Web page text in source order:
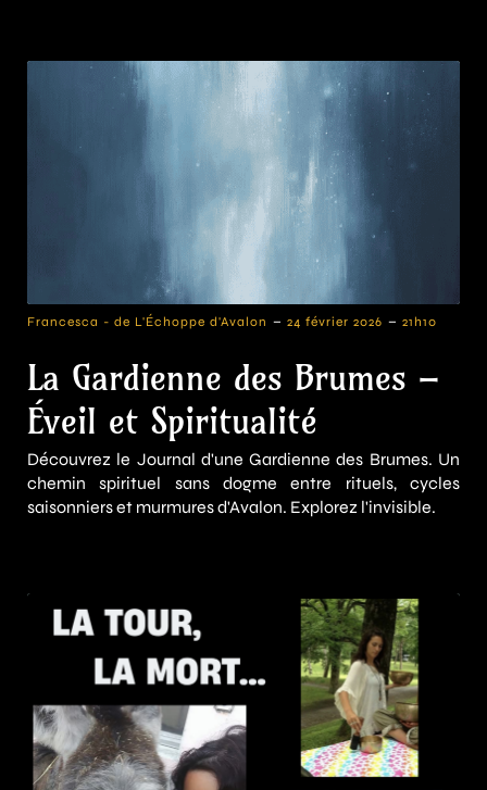
Francesca - de L'Échoppe d'Avalon - 24 février 2026 - 21h10
La Gardienne des Brumes –
Éveil et Spiritualité
Découvrez le Journal d'une Gardienne des Brumes. Un
chemin spirituel sans dogme entre rituels, cycles
saisonniers et murmures d'Avalon. Explorez l'invisible.